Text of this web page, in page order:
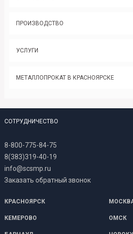
ПРОИЗВОДСТВО
УСЛУГИ
МЕТАЛЛОПРОКАТ В КРАСНОЯРСКЕ
СОТРУДНИЧЕСТВО
8-800-775-84-75
8(383)319-40-19
info@scsmp.ru
Заказать обратный звонок
КРАСНОЯРСК
КЕМЕРОВО ОМСК